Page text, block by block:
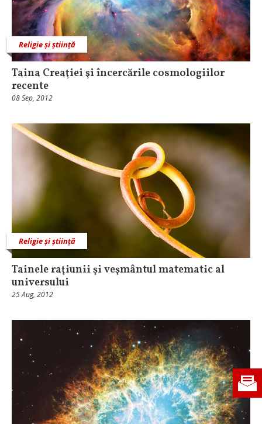
Religie și știință
Taina Creaţiei şi încercările cosmologiilor
recente
08 Sep, 2012
Religie și știință
Tainele raţiunii şi veşmântul matematic al
universului
25 Aug, 2012